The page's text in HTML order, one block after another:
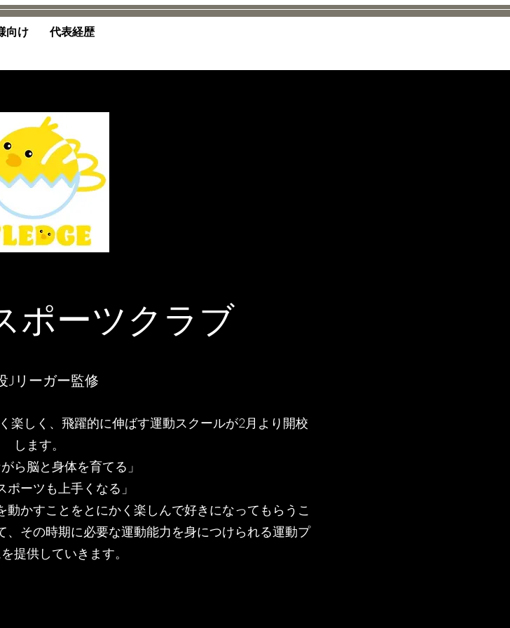
向け 代表経歴
ポーツクラブ
Jリーガー監修
楽しく、飛躍的に伸ばす運動スクールが2月より開校
します。
がら脳と身体を育てる」
ポーツも上手くなる」
かすことをとにかく楽しんで好きになってもらうこ
、その時期に必要な運動能力を身につけられる運動プ
提供していきます。